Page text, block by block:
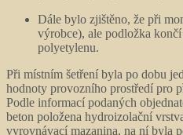
Dále bylo zjištěno, že při
výrobce), ale podložka
polyetylenu.
Při místním šetření byla po dobu
hodnoty provozního prostředí pro
Podle informací podaných
beton položena hydroizolační
vyrovnávací mazanina, na ní byla